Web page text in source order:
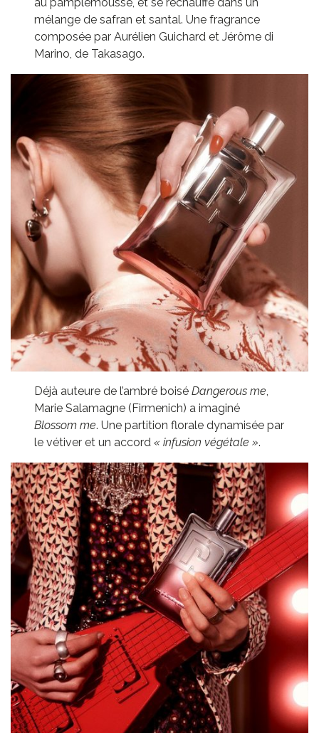
mélange de safran et santal. Une fragrance
composée par Aurélien Guichard et Jérôme di
Marino, de Takasago.
Déjà auteure de l’ambré boiséDangerous me,
Marie Salamagne (Firmenich) a imaginé
Blossom me. Une partition florale dynamisée par
le vétiver et un accord« infusion végétale ».